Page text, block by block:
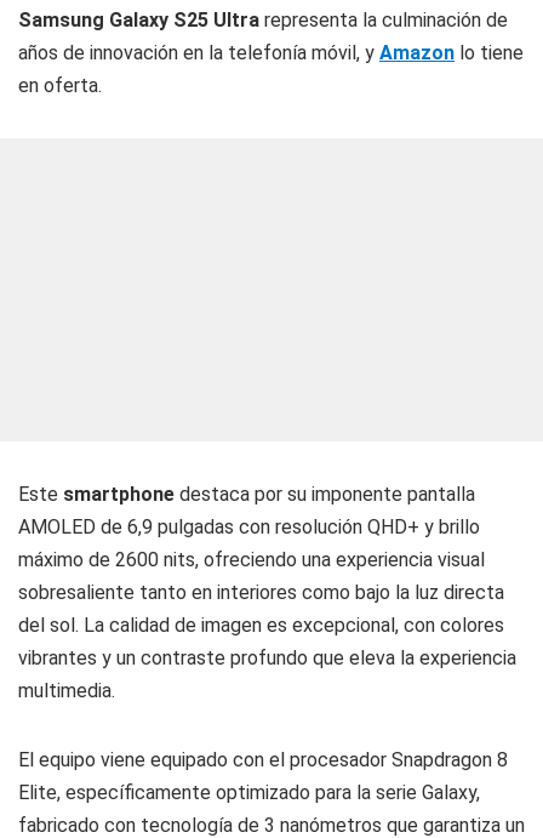
Samsung Galaxy S25 Ultra representa la culminación de
años de innovación en la telefonía móvil, y Amazon lo tiene
en oferta.
Este smartphone destaca por su imponente pantalla
AMOLED de 6,9 pulgadas con resolución QHD+ y brillo
máximo de 2600 nits, ofreciendo una experiencia visual
sobresaliente tanto en interiores como bajo la luz directa
del sol. La calidad de imagen es excepcional, con colores
vibrantes y un contraste profundo que eleva la experiencia
multimedia.
El equipo viene equipado con el procesador Snapdragon 8
Elite, específicamente optimizado para la serie Galaxy,
fabricado con tecnología de 3 nanómetros que garantiza un